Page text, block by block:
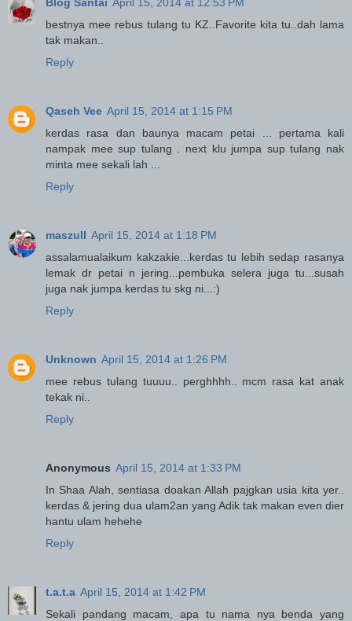
bestnya mee rebus tulang tu KZ..Favorite kita tu..dah lama
tak makan..
Reply
Qaseh Vee April 15, 2014 at 1:15 PM
kerdas rasa dan baunya macam petai ... pertama kali
nampak mee sup tulang . next klu jumpa sup tulang nak
minta mee sekali lah ...
Reply
maszull April 15, 2014 at 1:18 PM
assalamualaikum kakzakie...kerdas tu lebih sedap rasanya
lemak dr petai n jering...pembuka selera juga tu...susah
juga nak jumpa kerdas tu skg ni...:)
Reply
Unknown April 15, 2014 at 1:26 PM
mee rebus tulang tuuuu.. perghhhh.. mcm rasa kat anak
tekak ni..
Reply
Anonymous April 15, 2014 at 1:33 PM
In Shaa Alah, sentiasa doakan Allah pajgkan usia kita yer..
kerdas & jering dua ulam2an yang Adik tak makan even dier
hantu ulam hehehe
Reply
t.a.t.a April 15, 2014 at 1:42 PM
Sekali pandang macam, apa tu nama nya benda yang